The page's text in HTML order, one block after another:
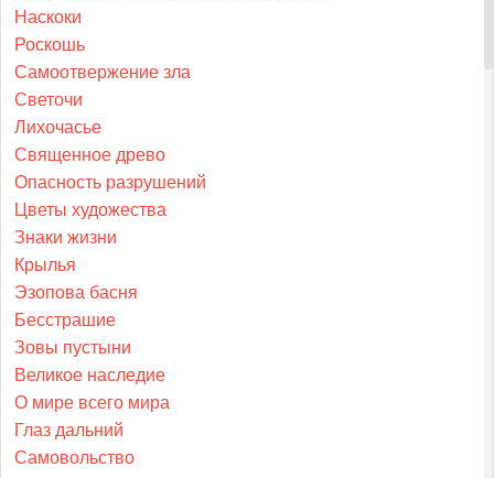
Наскоки
Роскошь
Самоотвержение зла
Светочи
Лихочасье
Священное древо
Опасность разрушений
Цветы художества
Знаки жизни
Крылья
Эзопова басня
Бесстрашие
Зовы пустыни
Великое наследие
О мире всего мира
Глаз дальний
Самовольство